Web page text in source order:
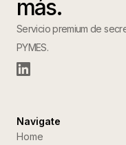
más.
Servicio premium de
PYMES.
Navigate
Home